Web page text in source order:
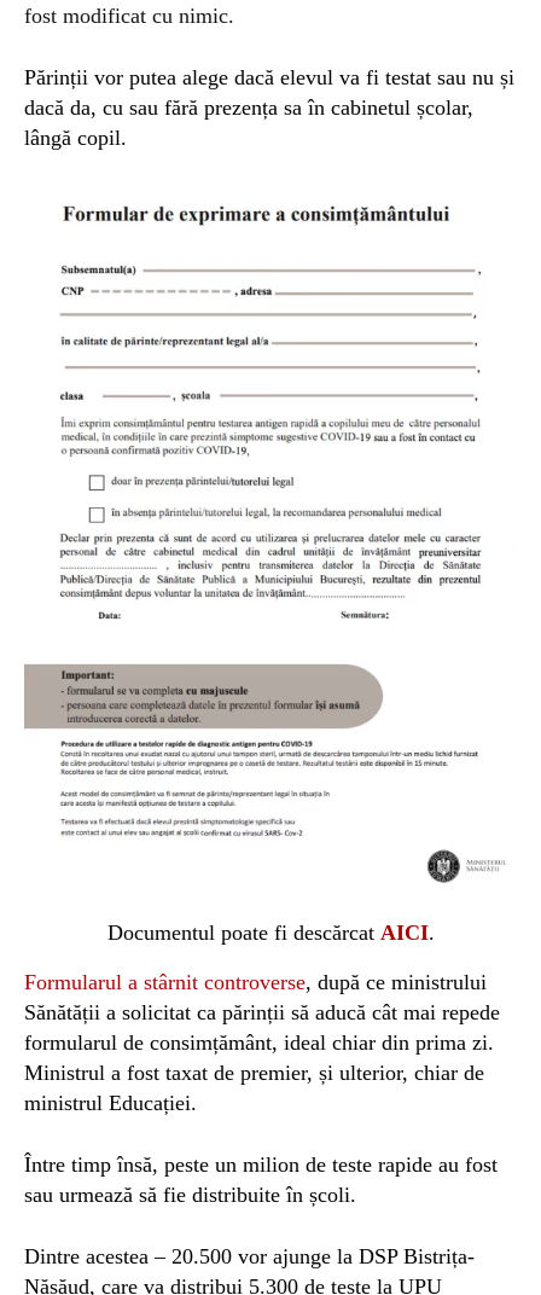
fost modificat cu nimic.
Părinții vor putea alege dacă elevul va fi testat sau nu și
dacă da, cu sau fără prezența sa în cabinetul școlar,
lângă copil.
Documentul poate fi descărcat AICI.
Formularul a stârnit controverse, după ce ministrului
Sănătății a solicitat ca părinții să aducă cât mai repede
formularul de consimțământ, ideal chiar din prima zi.
Ministrul a fost taxat de premier, și ulterior, chiar de
ministrul Educației.
Între timp însă, peste un milion de teste rapide au fost
sau urmează să fie distribuite în școli.
Dintre acestea – 20.500 vor ajunge la DSP Bistrița-
Năsăud, care va distribui 5.300 de teste la UPU